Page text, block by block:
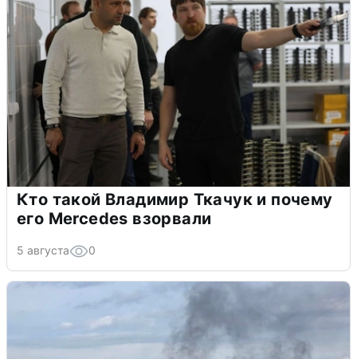
Кто такой Владимир Ткачук и почему
его Mercedes взорвали
5 августа 0